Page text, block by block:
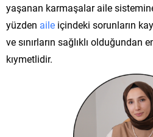
yaşanan karmaşalar aile
yüzden aile içindeki sorunların
ve sınırların sağlıklı olduğundan
kıymetlidir.